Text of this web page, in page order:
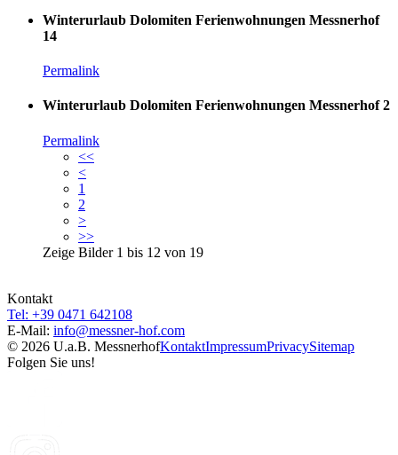
Winterurlaub Dolomiten Ferienwohnungen Messnerhof
14
Permalink
Winterurlaub Dolomiten Ferienwohnungen Messnerhof 2
Permalink
<<
<
1
2
>
>>
Zeige Bilder 1 bis 12 von 19
Kontakt
Tel: +39 0471 642108
E-Mail: info@messner-hof.com
© 2026 U.a.B. MessnerhofKontaktImpressumPrivacySitemap
Folgen Sie uns!